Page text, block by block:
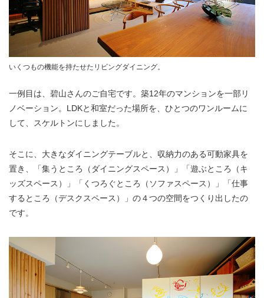
いくつもの機能を持たせたリビングダイニング。
一例目は、碧山さんのご自宅です。築12年のマンションを一部リ
ノベーション。LDKと和室だった場所を、ひとつのワンルームに
して、スケルトンにしました。
そこに、大きなダイニングテーブルと、収納力のある可動家具を
置き、「集うところ（ダイニングスペース）」「遊ぶところ（キ
ッズスペース）」「くつろぐところ（ソファスペース）」「仕事
するところ（デスクスペース）」の４つの空間をつくり出したの
です。